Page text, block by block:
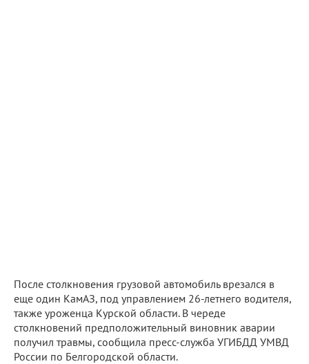
После столкновения грузовой автомобиль врезался в
еще один КамАЗ, под управлением 26-летнего водителя,
также уроженца Курской области. В череде
столкновений предположительный виновник аварии
получил травмы, сообщила пресс-служба УГИБДД УМВД
России по Белгородской области.